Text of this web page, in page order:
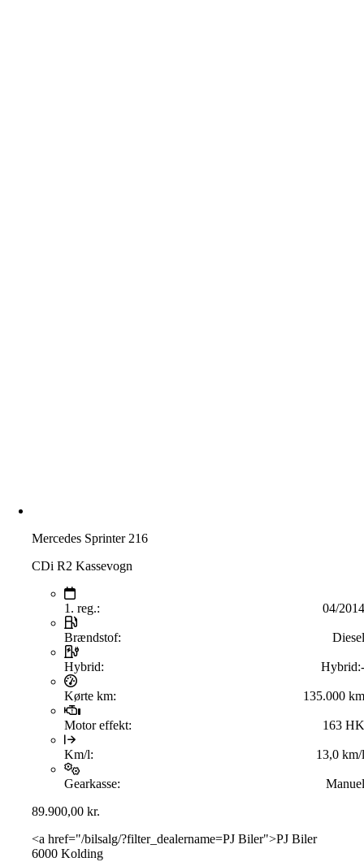
Mercedes Sprinter 216
CDi R2 Kassevogn
1. reg.: 04/2014
Brændstof: Diesel
Hybrid: Hybrid:-
Kørte km: 135.000 km
Motor effekt: 163 HK
Km/l: 13,0 km/l
Gearkasse:
Manuel
89.900,00kr.
<a href="/bilsalg/?filter_dealername=PJ Biler">PJ Biler
6000 Kolding